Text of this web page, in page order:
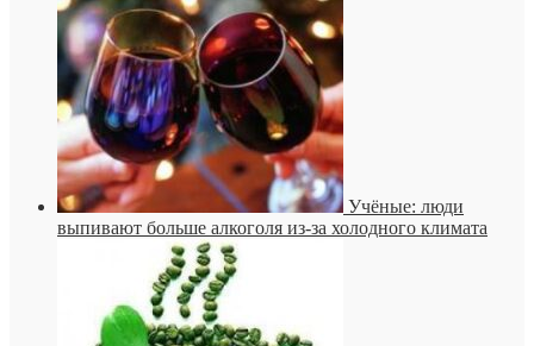
Учёные: люди
выпивают больше алкоголя из-за холодного климата